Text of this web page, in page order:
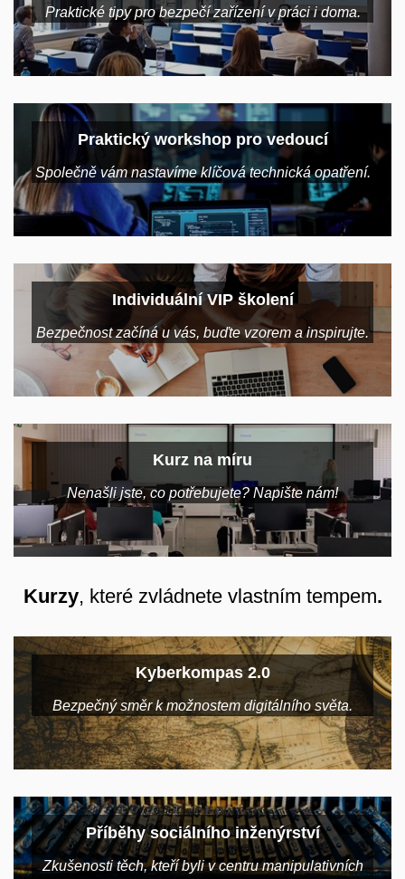
Praktické tipy pro bezpečí zařízení v práci i doma.
Praktický workshop pro vedoucí
Společně vám nastavíme klíčová technická opatření.
Individuální VIP školení
Bezpečnost začíná u vás, buďte vzorem a inspirujte.
Kurz na míru
Nenašli jste, co potřebujete? Napište nám!
Kurzy, které zvládnete vlastním tempem.
Kyberkompas 2.0
Bezpečný směr k možnostem digitálního světa.
Příběhy sociálního inženýrství
Zkušenosti těch, kteří byli v centru manipulativních